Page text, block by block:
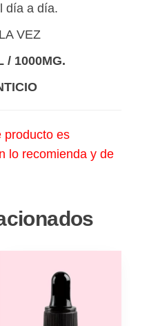
día a día.
VEZ
/ 1000MG.
producto es
lo recomienda y de